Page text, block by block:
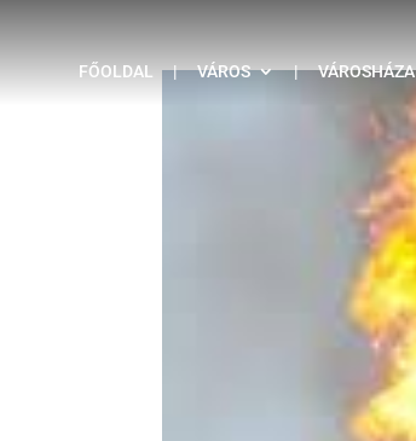
FŐOLDAL | VÁROS | VÁROSHÁZA